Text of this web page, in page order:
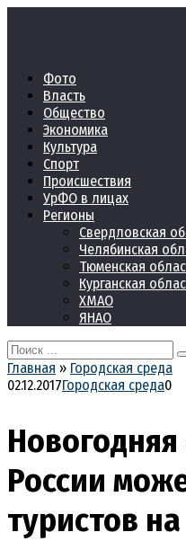
Фото
Власть
Общество
Экономика
Культура
Спорт
Происшествия
УрФО в лицах
Регионы
Свердловская
Челябинская
Тюменская
Курганская
ХМАО
ЯНАО
Search
for:
Главная » Городская среда
02.12.2017Городская среда0
Новогодняя
России
туристов